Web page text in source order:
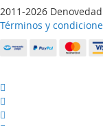
2011-2026
Términos y